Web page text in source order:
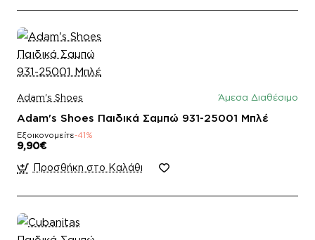
Adam's Shoes Άμεσα Διαθέσιμο
Adam's Shoes Παιδικά Σαμπώ 931-25001 Μπλέ
Εξοικονομείτε-41%
9,90€
Προσθήκη στο Καλάθι